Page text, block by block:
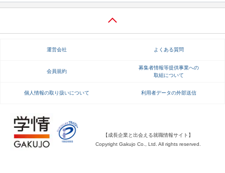
適職診断 就活チャンネル
運営会社 よくある質問
会員規約
募集者情報等提供事業への
取組について
個人情報の取り扱いについて 利用者データの外部送信
【成長企業と出会える就職情報サイト】
Copyright Gakujo Co., Ltd. All rights reserved.